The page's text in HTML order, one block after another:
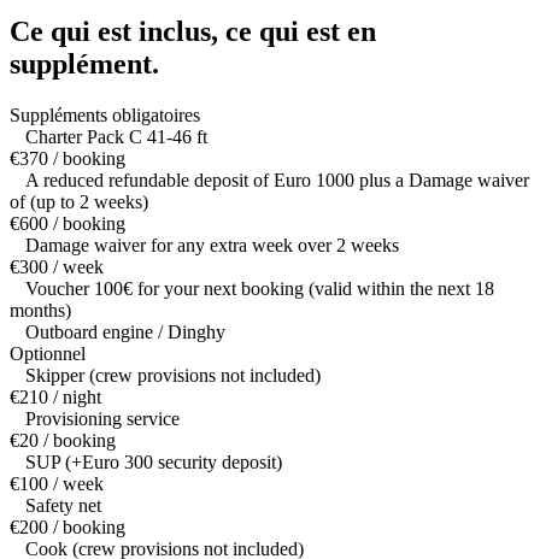
Ce qui est inclus, ce qui est en
supplément.
Suppléments obligatoires
Charter Pack C 41-46 ft
€370 / booking
A reduced refundable deposit of Euro 1000 plus a Damage waiver
of (up to 2 weeks)
€600 / booking
Damage waiver for any extra week over 2 weeks
€300 / week
Voucher 100€ for your next booking (valid within the next 18
months)
Outboard engine / Dinghy
Optionnel
Skipper (crew provisions not included)
€210 / night
Provisioning service
€20 / booking
SUP (+Euro 300 security deposit)
€100 / week
Safety net
€200 / booking
Cook (crew provisions not included)